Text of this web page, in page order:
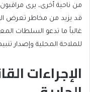
من ناحية أخرى، يرى
قد يزيد من مخاطر تعرض
غالباً ما تدعو السلطات
للملاحة المحلية وإصدار
الإجراءات